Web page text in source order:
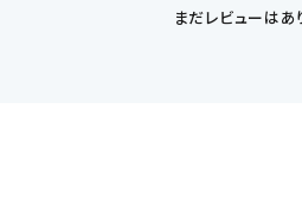
まだレビューはあ